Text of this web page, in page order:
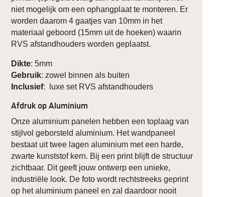
niet mogelijk om een ophangplaat te monteren. Er
worden daarom 4 gaatjes van 10mm in het
materiaal geboord (15mm uit de hoeken) waarin
RVS afstandhouders worden geplaatst.
Dikte: 5mm
Gebruik: zowel binnen als buiten
Inclusief: luxe set RVS afstandhouders
Afdruk op Aluminium
Onze aluminium panelen hebben een toplaag van
stijlvol geborsteld aluminium. Het wandpaneel
bestaat uit twee lagen aluminium met een harde,
zwarte kunststof kern. Bij een print blijft de structuur
zichtbaar. Dit geeft jouw ontwerp een unieke,
industriële look. De foto wordt rechtstreeks geprint
op het aluminium paneel en zal daardoor nooit